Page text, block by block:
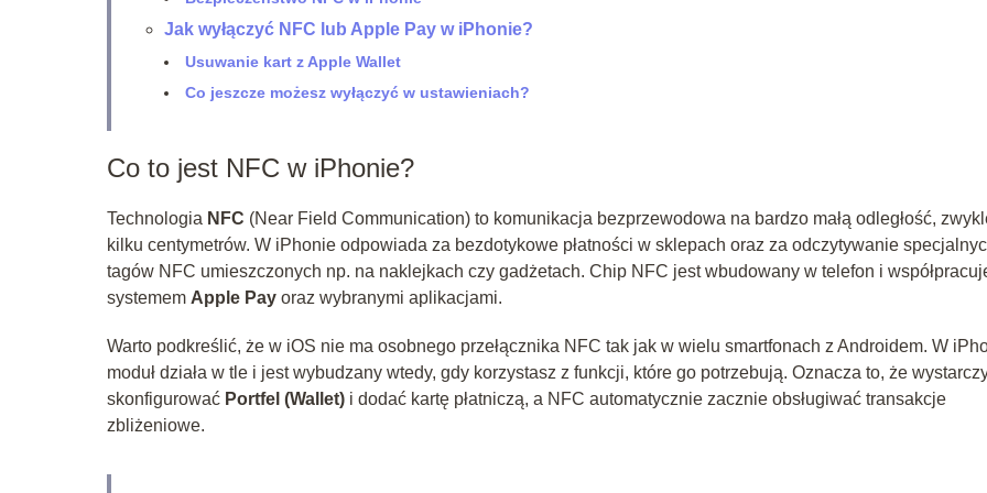
Jak wyłączyć NFC lub Apple Pay w iPhonie?
Usuwanie kart z Apple Wallet
Co jeszcze możesz wyłączyć w ustawieniach?
Co to jest NFC w iPhonie?
Technologia NFC (Near Field Communication) to komunikacja bezprzewodowa na bardzo małą odległość,
kilku centymetrów. W iPhonie odpowiada za bezdotykowe płatności w sklepach oraz za odczytywanie
tagów NFC umieszczonych np. na naklejkach czy gadżetach. Chip NFC jest wbudowany w telefon i
systemem Apple Pay oraz wybranymi aplikacjami.
Warto podkreślić, że w iOS nie ma osobnego przełącznika NFC tak jak w wielu smartfonach z Androidem. W
moduł działa w tle i jest wybudzany wtedy, gdy korzystasz z funkcji, które go potrzebują. Oznacza to, że
skonfigurować Portfel (Wallet) i dodać kartę płatniczą, a NFC automatycznie zacznie obsługiwać transakcje
zbliżeniowe.